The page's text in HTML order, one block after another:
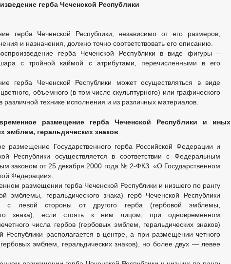
герба Чеченской Республики
герба Чеченской Республики, независимо от его размеров,
и назначения, должно точно соответствовать его описанию.
герба Чеченской Республики в виде фигуры –
с тройной каймой с атрибутами, перечисленными в его
герба Чеченской Республики может осуществляться в виде
объемного (в том числе скульптурного) или графического
различной технике исполнения и из различных материалов.
размещение герба Чеченской Республики и иных
эмблем, геральдических знаков
размещение Государственного герба Российской Федерации и
Республики осуществляется в соответствии с Федеральным
законом от 25 декабря 2000 года № 2-ФКЗ «О Государственном
Федерации».
размещении герба Чеченской Республики и низшего по рангу
эмблемы, геральдического знака) герб Чеченской Республики
с левой стороны от другого герба (гербовой эмблемы,
знака), если стоять к ним лицом; при одновременном
числа гербов (гербовых эмблем, геральдических знаков)
Республики располагается в центре, а при размещении четного
эмблем, геральдических знаков), но более двух — левее